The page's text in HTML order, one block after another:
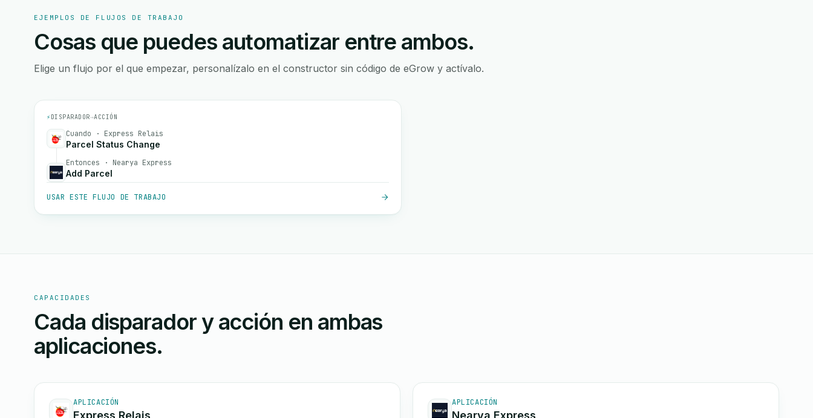
EJEMPLOS DE FLUJOS DE TRABAJO
Cosas que puedes automatizar entre ambos.
Elige un flujo por el que empezar, personalízalo en el constructor sin código de eGrow y actívalo.
⚡ DISPARADOR→ACCIÓN
Cuando · Express Relais
Parcel Status Change
Entonces · Nearya Express
Add Parcel
USAR ESTE FLUJO DE TRABAJO
CAPACIDADES
Cada disparador y acción en ambas
aplicaciones.
APLICACIÓN
Express Relais
APLICACIÓN
Nearya Express